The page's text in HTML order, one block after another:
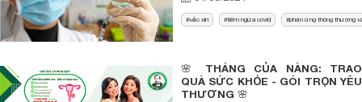
vắc xin tiêm ngừa covid phản ứng thông thường
🌸 THÁNG CỦA NÀNG: TRAO
QUÀ SỨC KHỎE - GÓI TRỌN YÊU
THƯƠNG 🌸